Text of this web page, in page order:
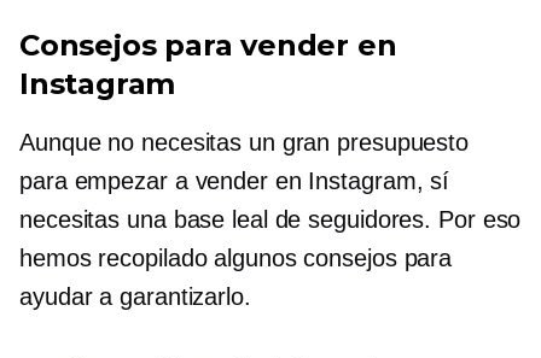
Consejos para vender en
Instagram
Aunque no necesitas un gran presupuesto
para empezar a vender en Instagram, sí
necesitas una base leal de seguidores. Por eso
hemos recopilado algunos consejos para
ayudar a garantizarlo.